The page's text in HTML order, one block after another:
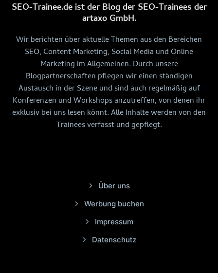
SEO-Trainee.de ist der Blog der SEO-Trainees der
artaxo GmbH.
Wir berichten über aktuelle Themen aus den Bereichen
SEO, Content Marketing, Social Media und Online
Marketing im Allgemeinen. Durch unsere
Blogpartnerschaften pflegen wir einen ständigen
Austausch in der Szene und sind auch regelmäßig auf
Konferenzen und Workshops anzutreffen, von denen ihr
exklusiv bei uns lesen könnt. Alle Inhalte werden von den
Trainees verfasst und gepflegt.
Über uns
Werbung buchen
Impressum
Datenschutz